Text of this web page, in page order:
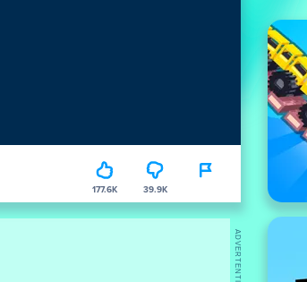
177.6K 39.9K
ADVERTENTIE